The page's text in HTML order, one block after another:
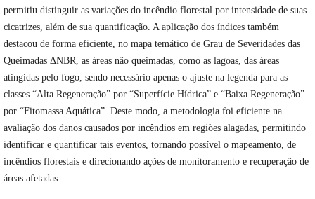
permitiu distinguir as variações do incêndio florestal por intensidade de suas
cicatrizes, além de sua quantificação. A aplicação dos índices também
destacou de forma eficiente, no mapa temático de Grau de Severidades das
Queimadas ΔNBR, as áreas não queimadas, como as lagoas, das áreas
atingidas pelo fogo, sendo necessário apenas o ajuste na legenda para as
classes “Alta Regeneração” por “Superfície Hídrica” e “Baixa Regeneração”
por “Fitomassa Aquática”. Deste modo, a metodologia foi eficiente na
avaliação dos danos causados por incêndios em regiões alagadas, permitindo
identificar e quantificar tais eventos, tornando possível o mapeamento, de
incêndios florestais e direcionando ações de monitoramento e recuperação de
áreas afetadas.